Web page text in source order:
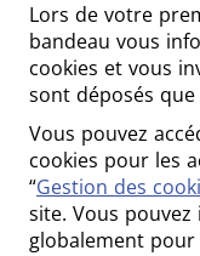
Lors de votre
bandeau vous
cookies et vous
sont déposés
Vous pouvez
cookies pour les
“Gestion des
site. Vous
globalement pour